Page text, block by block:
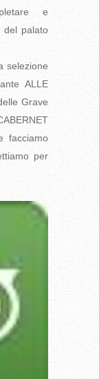
e
del palato
selezione
ALLE
Grave
facciamo
per